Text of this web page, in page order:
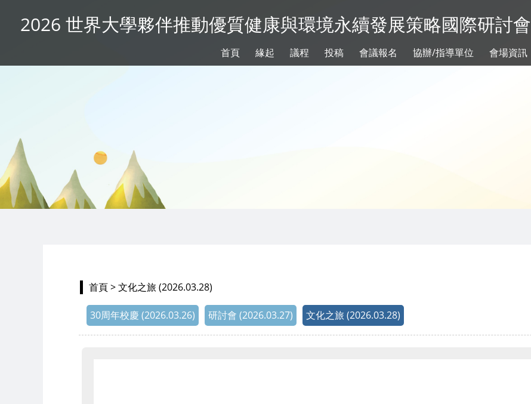
2026 世界大學夥伴推動優質健康與環境永續發展策略國際研討會
首頁 緣起 議程 投稿 會議報名 協辦/指導單位 會場資訊
首頁> 文化之旅 (2026.03.28)
30周年校慶 (2026.03.26) 研討會 (2026.03.27) 文化之旅 (2026.03.28)